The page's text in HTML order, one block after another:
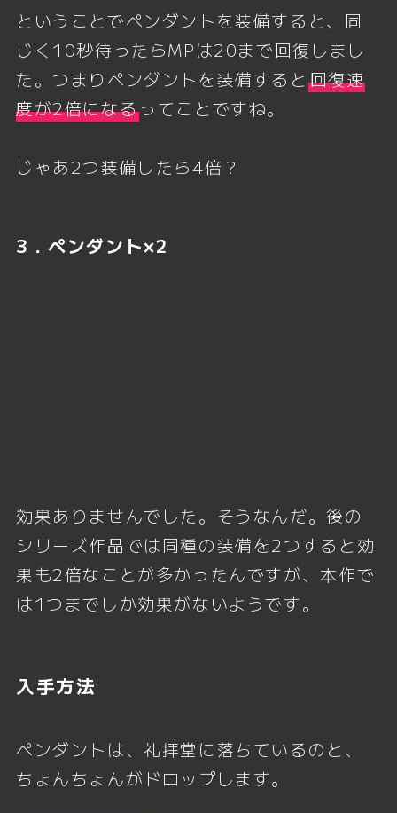
ということでペンダントを装備すると、同
じく10秒待ったらMPは20まで回復しまし
た。つまりペンダントを装備すると 回復速
度が2倍になるってことですね。
じゃあ2つ装備したら4倍？
3．ペンダント×2
効果ありませんでした。そうなんだ。後の
シリーズ作品では同種の装備を2つすると効
果も2倍なことが多かったんですが、本作で
は1つまでしか効果がないようです。
入手方法
ペンダントは、礼拝堂に落ちているのと、
ちょんちょんがドロップします。